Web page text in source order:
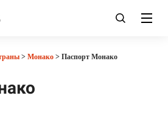
> Монако> Паспорт Монако